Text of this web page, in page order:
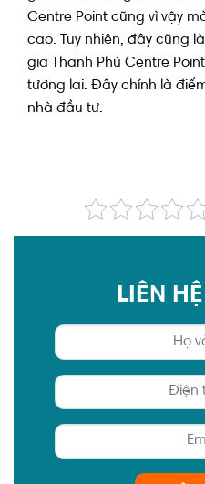
Centre Point cũng vì vậy
cao. Tuy nhiên, đây cũng
gia Thanh Phú Centre
tương lai. Đây chính là
nhà đầu tư.
LIÊN